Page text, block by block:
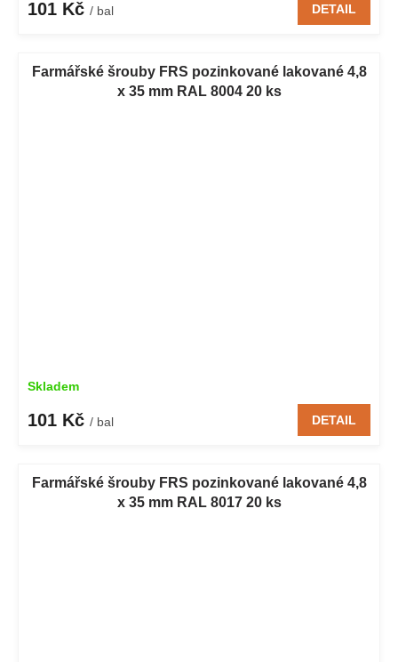
101 Kč / bal DETAIL
Farmářské šrouby FRS pozinkované lakované 4,8
x 35 mm RAL 8004 20 ks
Skladem
101 Kč / bal DETAIL
Farmářské šrouby FRS pozinkované lakované 4,8
x 35 mm RAL 8017 20 ks